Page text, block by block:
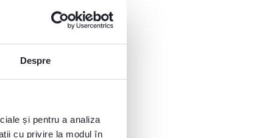
Despre
și pentru a analiza
cu privire la modul în